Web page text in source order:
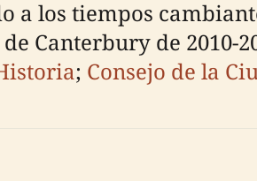
a los tiempos
Canterbury de 2010-
; Consejo de la